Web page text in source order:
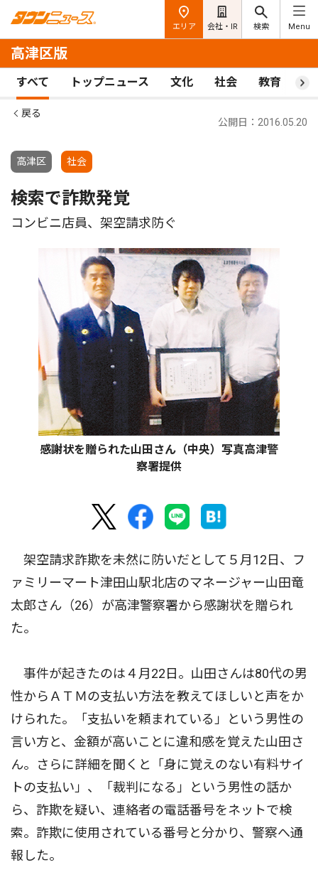
エリア 会社・IR 検索 Menu
高津区版
すべて トップニュース 文化 社会 教育 ス
戻る
高津区 社会
公開日：2016.05.20
検索で詐欺発覚
コンビニ店員、架空請求防ぐ
感謝状を贈られた山田さん（中央）写真高津警
察署提供
架空請求詐欺を未然に防いだとして５月12日、フ
ァミリーマート津田山駅北店のマネージャー山田竜
太郎さん（26）が高津警察署から感謝状を贈られ
た。
事件が起きたのは４月22日。山田さんは80代の男
性からＡＴＭの支払い方法を教えてほしいと声をか
けられた。「支払いを頼まれている」という男性の
言い方と、金額が高いことに違和感を覚えた山田さ
ん。さらに詳細を聞くと「身に覚えのない有料サイ
トの支払い」、「裁判になる」という男性の話か
ら、詐欺を疑い、連絡者の電話番号をネットで検
索。詐欺に使用されている番号と分かり、警察へ通
報した。